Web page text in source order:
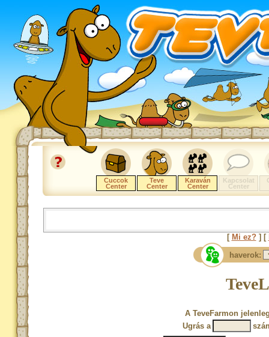
Cuccok
Center
Teve
Center
Karaván
Center
Kapcsolat
Center
[ Mi ez?] [
haverok:
A TeveFarmon
Ugrás a